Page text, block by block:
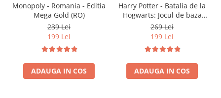
Monopoly - Romania - Editia
Mega Gold (RO)
239 Lei
199 Lei
ADAUGA IN COS
Harry Potter - Batalia de la
Hogwarts: Jocul de baza
(RO)
269 Lei
199 Lei
ADAUGA IN COS